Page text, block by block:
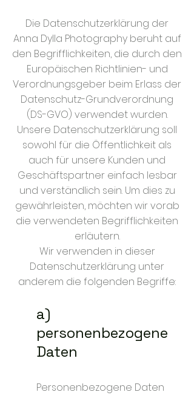
Die Datenschutzerklärung der
Anna Dylla Photography beruht auf
den Begrifflichkeiten, die durch den
Europäischen Richtlinien- und
Verordnungsgeber beim Erlass der
Datenschutz-Grundverordnung
(DS-GVO) verwendet wurden.
Unsere Datenschutzerklärung soll
sowohl für die Öffentlichkeit als
auch für unsere Kunden und
Geschäftspartner einfach lesbar
und verständlich sein. Um dies zu
gewährleisten, möchten wir vorab
die verwendeten Begrifflichkeiten
erläutern.
Wir verwenden in dieser
Datenschutzerklärung unter
anderem die folgenden Begriffe:
a)
personenbezogene
Daten​
Personenbezogene Daten